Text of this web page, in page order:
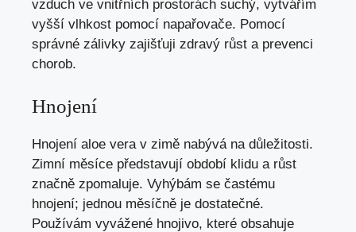
vzduch ve vnitřních prostorách suchý, vytvářím
vyšší vlhkost pomocí napařovače. Pomocí
správné zálivky zajišťuji zdravý růst a prevenci
chorob.
Hnojení
Hnojení aloe vera v zimě nabývá na důležitosti.
Zimní měsíce představují období klidu a růst
značně zpomaluje. Vyhýbám se častému
hnojení; jednou měsíčně je dostatečné.
Používám vyvážené hnojivo, které obsahuje